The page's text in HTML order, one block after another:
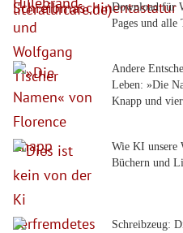
Download für
Pages und alle
Andere
Leben: »Die
Knapp und
Wie KI unsere
Büchern und
Schreibzeug: